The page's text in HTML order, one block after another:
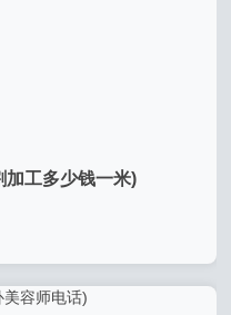
加工多少钱一米)